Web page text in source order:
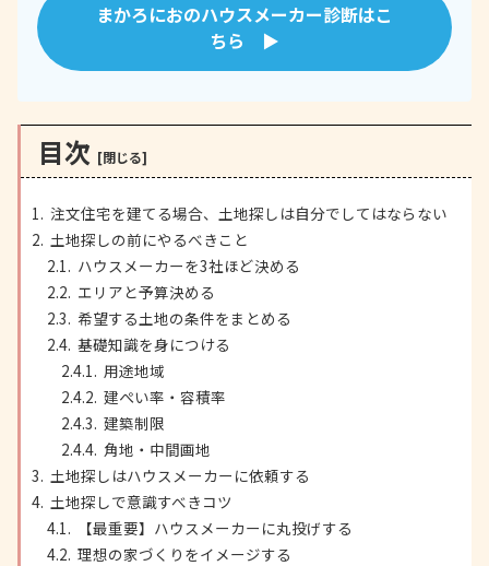
まかろにおのハウスメーカー診断はこ
ちら ▶
目次
注文住宅を建てる場合、土地探しは自分でしてはならない
土地探しの前にやるべきこと
ハウスメーカーを3社ほど決める
エリアと予算決める
希望する土地の条件をまとめる
基礎知識を身につける
用途地域
建ぺい率・容積率
建築制限
角地・中間画地
土地探しはハウスメーカーに依頼する
土地探しで意識すべきコツ
【最重要】ハウスメーカーに丸投げする
理想の家づくりをイメージする